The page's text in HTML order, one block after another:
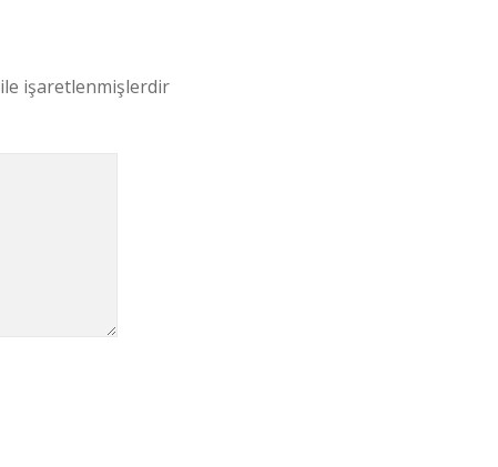
ile işaretlenmişlerdir